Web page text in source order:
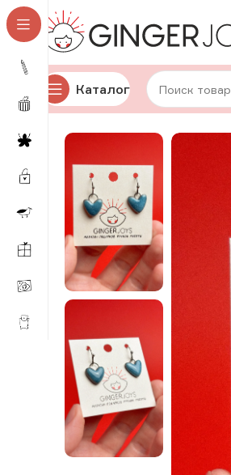
Каталог
Главная Украшения Кулоны